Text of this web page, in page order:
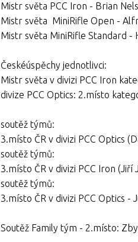
Mistr světa PCC Iron - Brian
Mistr světa MiniRifle Open -
Mistr světa MiniRifle Standard -
Českéúspěchy jednotlivci:
Mistr světa v divizi PCC Iron
divize PCC Optics: 2.místo
soutěž týmů:
3.místo ČR v divizi PCC Optics
soutěž týmů:
3.místo ČR v divizi PCC Iron (Jiří
soutěž týmů:
3.místo ČR v divizi PCC Optics
Soutěž Family tým - 2.místo: